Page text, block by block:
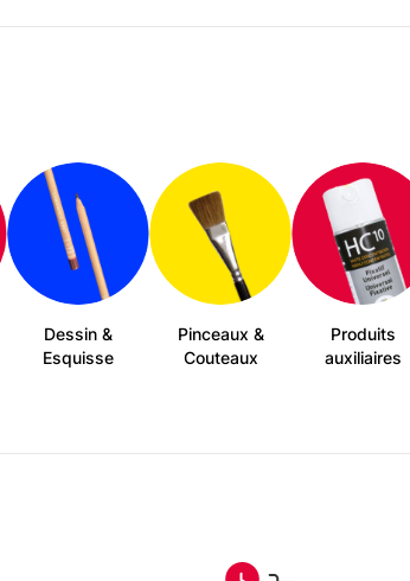
page
produit
Dessin &
Esquisse
Pinceaux &
Couteaux
Produits
auxiliaires